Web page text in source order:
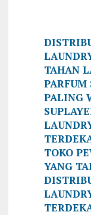
TAHAN
PARFUM
PALING
TOKO
YANG